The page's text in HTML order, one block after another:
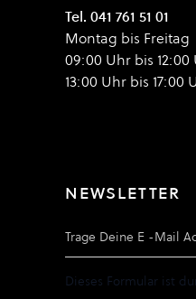
Tel. 041 761 51 01
Montag bis Freitag
09:00 Uhr bis 12:00
13:00 Uhr bis 17:00
NEWSLETTER
Dieses Formular ist